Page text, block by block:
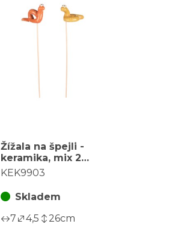
Žížala na špejli -
keramika, mix 2
druhů, cena za 1 ks
KEK9903
Skladem
7
4,5 26cm